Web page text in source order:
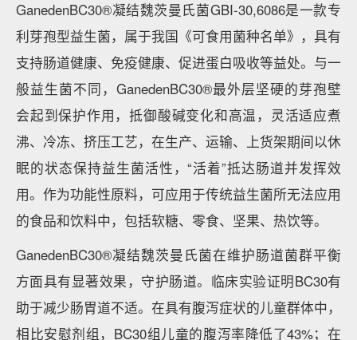
图源：上海麦角硫因生物科技集团有限公司
年度非常“肠道健康”原料
30,6086
GanedenBC30®凝结魏茨曼氏菌GBI-30,6086是一款专